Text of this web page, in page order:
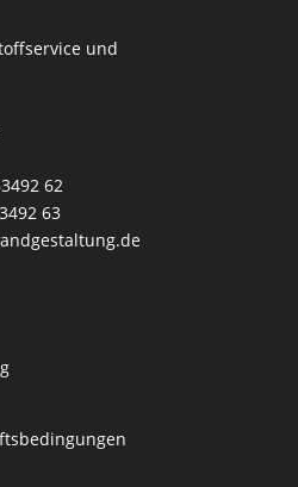
und
62
63